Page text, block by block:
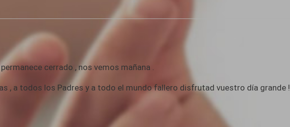
cerrado , nos vemos mañana .
, a todos los Padres y a todo el mundo fallero disfrutad vuestro día grande !